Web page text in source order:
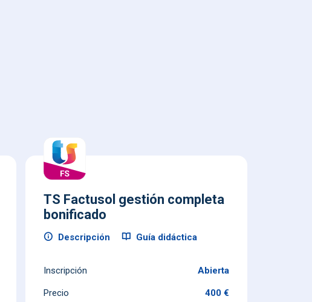
TS Factusol gestión completa
bonificado
Descripción Guía didáctica
Inscripción Abierta
Precio 400 €